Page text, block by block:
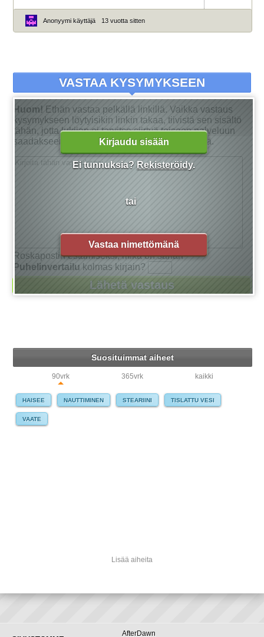
Anonyymi käyttäjä 13 vuotta sitten
Kirjaudu sisään
Ei tunnuksia? Rekisteröidy.
tai
Vastaa nimettömänä
VASTAA KYSYMYKSEEN
Huom! Ethän vastaa pelkällä linkillä. Vaikka vastaus
kysymykseen löytyisikin linkin takaa, tiivistä sen sisältö
tähän, jotta lukijan ei tarvitse siirtyä toiseen palveluun
saadakseen tarkan vastauksen kysymykseensä.
Roskapostin estämiseksi, mikä on sanan
Puhelinvertailu kolmas kirjain?
Suosituimmat aiheet
90vrk 365vrk kaikki
HAISEE NAUTTIMINEN STEARIINI TISLATTU VESI
VAATE
Lisää aiheita
AfterDawn